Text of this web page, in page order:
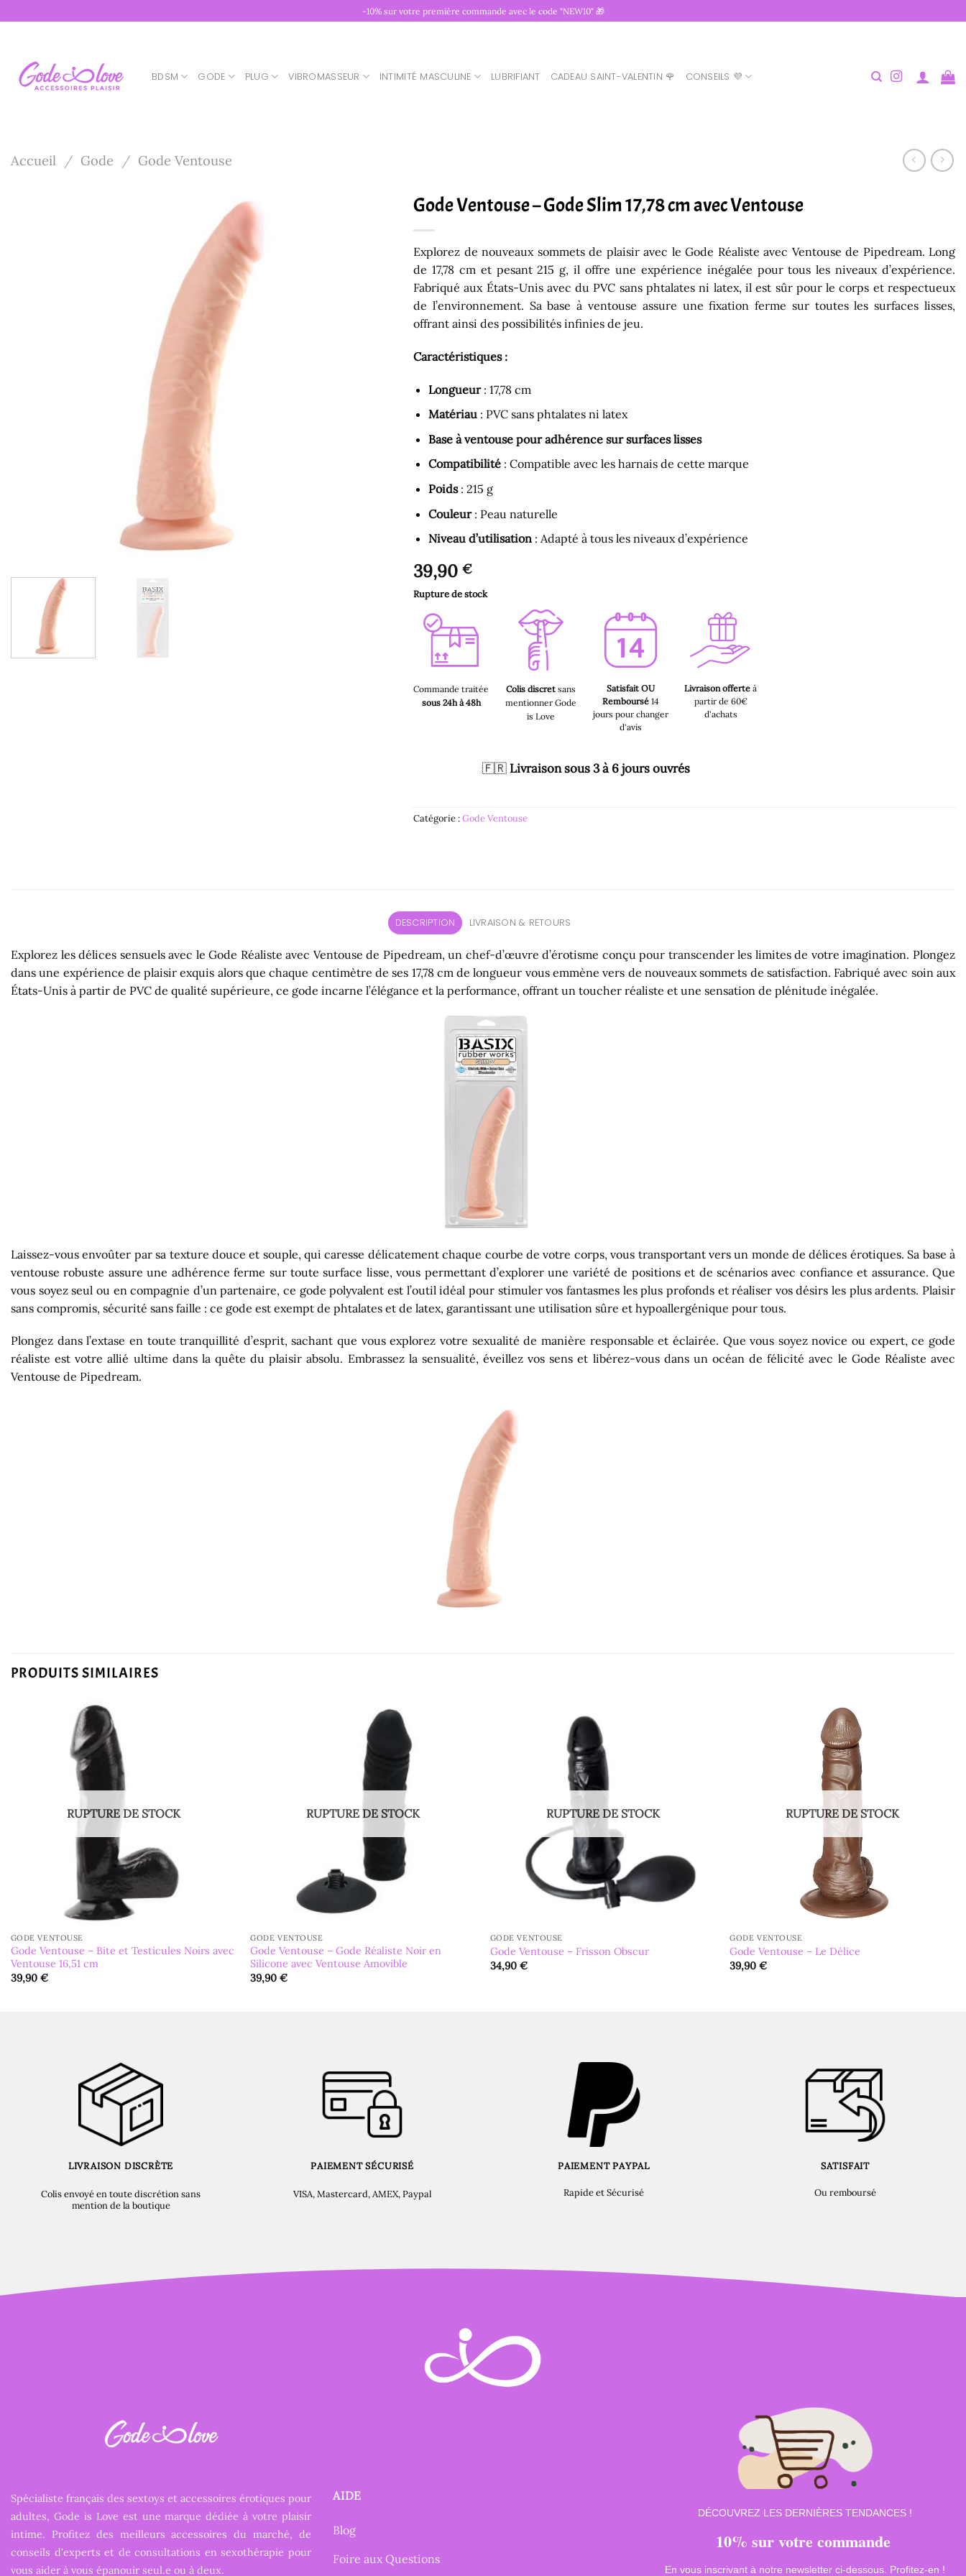
au
-10% sur votre première commande avec le code "NEW10" 🎁
BDSM GODE PLUG VIBROMASSEUR INTIMITÉ MASCULINE LUBRIFIANT CADEAU SAINT-VALENTIN 🌹 CONSEILS 💜
Accueil / Gode / Gode Ventouse
Gode Ventouse – Gode Slim 17,78 cm avec Ventouse
Explorez de nouveaux sommets de plaisir avec le Gode Réaliste avec Ventouse de Pipedream. Long
de 17,78 cm et pesant 215 g, il offre une expérience inégalée pour tous les niveaux d’expérience.
Fabriqué aux États-Unis avec du PVC sans phtalates ni latex, il est sûr pour le corps et respectueux
de l’environnement. Sa base à ventouse assure une fixation ferme sur toutes les surfaces lisses,
offrant ainsi des possibilités infinies de jeu.
Caractéristiques :
Longueur: 17,78 cm
Matériau: PVC sans phtalates ni latex
Base à ventouse pour adhérence sur surfaces lisses
Compatibilité: Compatible avec les harnais de cette marque
Poids: 215 g
Couleur: Peau naturelle
Niveau d’utilisation: Adapté à tous les niveaux d’expérience
39,90 €
Rupture de stock
Commande traitée
sous 24h à 48h
Colis discret sans
mentionner Gode
is Love
Satisfait OU
Remboursé 14
jours pour changer
d'avis
Livraison offerte à
partir de 60€
d'achats
🇫🇷 Livraison sous 3 à 6 jours ouvrés
Catégorie :Gode Ventouse
DESCRIPTION LIVRAISON & RETOURS
Explorez les délices sensuels avec le Gode Réaliste avec Ventouse de Pipedream, un chef-d’œuvre d’érotisme conçu pour transcender les limites de votre imagination. Plongez
dans une expérience de plaisir exquis alors que chaque centimètre de ses 17,78 cm de longueur vous emmène vers de nouveaux sommets de satisfaction. Fabriqué avec soin aux
États-Unis à partir de PVC de qualité supérieure, ce gode incarne l’élégance et la performance, offrant un toucher réaliste et une sensation de plénitude inégalée.
Laissez-vous envoûter par sa texture douce et souple, qui caresse délicatement chaque courbe de votre corps, vous transportant vers un monde de délices érotiques. Sa base à
ventouse robuste assure une adhérence ferme sur toute surface lisse, vous permettant d’explorer une variété de positions et de scénarios avec confiance et assurance. Que
vous soyez seul ou en compagnie d’un partenaire, ce gode polyvalent est l’outil idéal pour stimuler vos fantasmes les plus profonds et réaliser vos désirs les plus ardents. Plaisir
sans compromis, sécurité sans faille : ce gode est exempt de phtalates et de latex, garantissant une utilisation sûre et hypoallergénique pour tous.
Plongez dans l’extase en toute tranquillité d’esprit, sachant que vous explorez votre sexualité de manière responsable et éclairée. Que vous soyez novice ou expert, ce gode
réaliste est votre allié ultime dans la quête du plaisir absolu. Embrassez la sensualité, éveillez vos sens et libérez-vous dans un océan de félicité avec le Gode Réaliste avec
Ventouse de Pipedream.
PRODUITS SIMILAIRES
RUPTURE DE STOCK
GODE VENTOUSE
Gode Ventouse – Bite et Testicules Noirs avec
Ventouse 16,51 cm
39,90 €
RUPTURE DE STOCK
GODE VENTOUSE
Gode Ventouse – Gode Réaliste Noir en
Silicone avec Ventouse Amovible
39,90€
RUPTURE DE STOCK
GODE VENTOUSE
Gode Ventouse – Frisson Obscur
34,90 €
RUPTURE DE STOCK
GODE VENTOUSE
Gode Ventouse – Le Délice
39,90€
LIVRAISON DISCRÈTE
Colis envoyé en toute discrétion sans
mention de la boutique
PAIEMENT SÉCURISÉ
VISA, Mastercard, AMEX, Paypal
PAIEMENT PAYPAL
Rapide et Sécurisé
SATISFAIT
Ou remboursé
Spécialiste français des sextoys et accessoires érotiques pour
adultes, Gode is Love est une marque dédiée à votre plaisir
intime. Profitez des meilleurs accessoires du marché, de
conseils d'experts et de consultations en sexothérapie pour
vous aider à vous épanouir seul.e ou à deux.
AIDE
Blog
Foire aux Questions
DÉCOUVREZ LES DERNIÈRES TENDANCES !
10% sur votre commande
En vous inscrivant à notre newsletter ci-dessous. Profitez-en !